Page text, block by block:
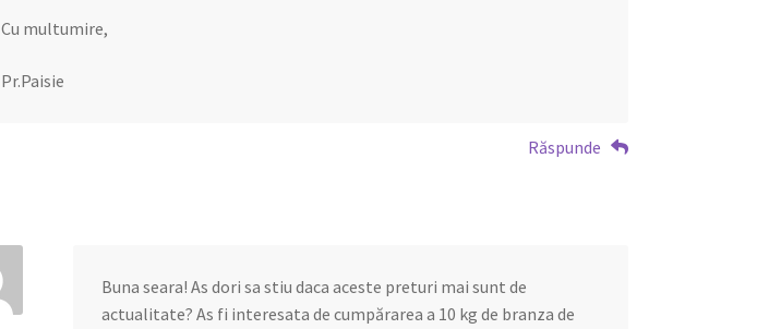
Cu multumire,
Pr.Paisie
Răspunde
Buna seara! As dori sa stiu daca aceste preturi mai sunt de
actualitate? As fi interesata de cumpărarea a 10 kg de branza de